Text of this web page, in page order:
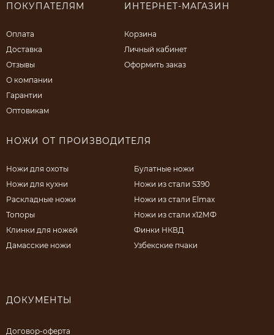
ПОКУПАТЕЛЯМ
Оплата
Доставка
Отзывы
О компании
Гарантии
Оптовикам
ИНТЕРНЕТ-МАГАЗИН
Корзина
Личный кабинет
Оформить заказ
НОЖИ ОТ ПРОИЗВОДИТЕЛЯ
Ножи для охоты
Ножи для кухни
Раскладные ножи
Топоры
Клинки для ножей
Дамасские ножи
Булатные ножи
Ножи из стали S390
Ножи из стали Elmax
Ножи из стали х12МФ
Финки НКВД
Узбекские пчаки
ДОКУМЕНТЫ
Договор-оферта